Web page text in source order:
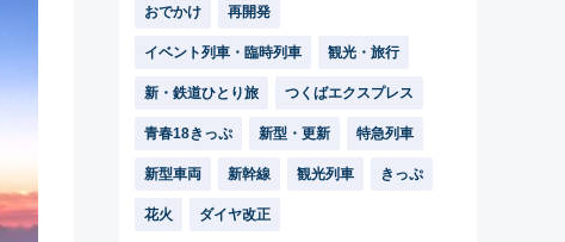
おでかけ 再開発
イベント列車・臨時列車 観光・旅行
新・鉄道ひとり旅 つくばエクスプレス
青春18きっぷ 新型・更新 特急列車
新型車両 新幹線 観光列車 きっぷ
花火 ダイヤ改正